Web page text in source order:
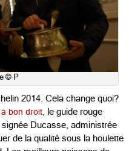
© P
2014. Cela change quoi?
bon droit, le guide rouge
signée Ducasse, administrée
de la qualité sous la houlette